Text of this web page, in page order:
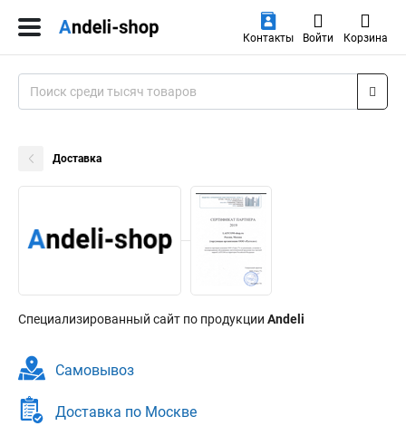
Контакты Войти Корзина
Доставка
Специализированный сайт по продукции Andeli
Самовывоз
Доставка по Москве